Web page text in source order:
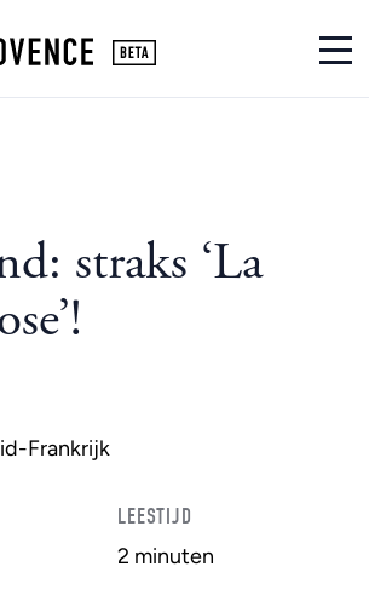
straks ‘La
Frankrijk
LEESTIJD
2 minuten